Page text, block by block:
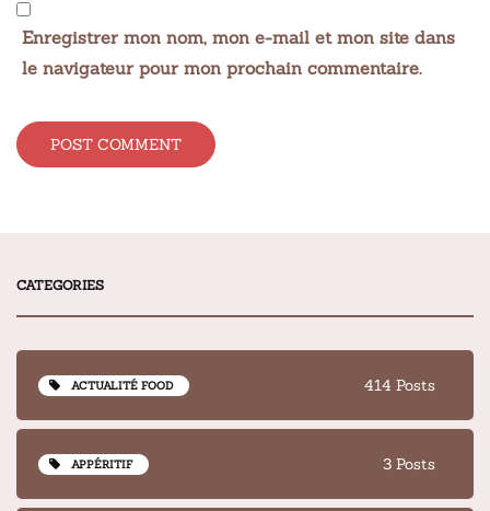
Enregistrer mon nom, mon e-mail et mon site dans
le navigateur pour mon prochain commentaire.
CATEGORIES
ACTUALITÉ FOOD 414 Posts
APPÉRITIF 3 Posts